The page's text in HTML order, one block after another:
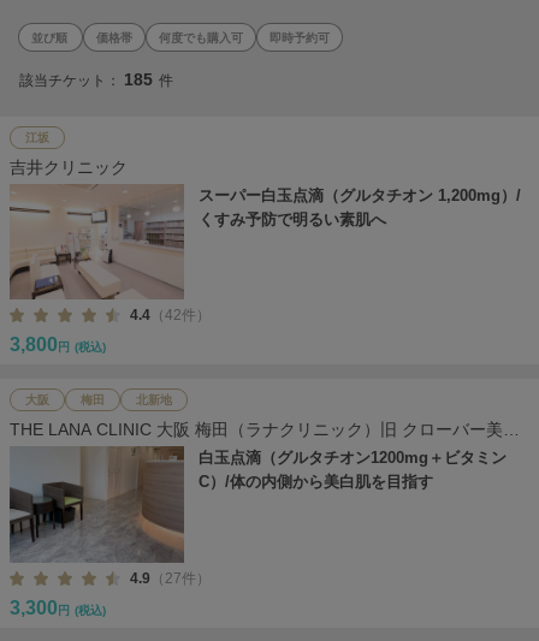
価格帯 何度でも購入可 即時予約可
該当チケット： 185 件
江坂
吉井クリニック
スーパー白玉点滴（グルタチオン 1,200mg）/
くすみ予防で明るい素肌へ
4.4 （42件）
3,800 円 (税込)
大阪 梅田 北新地
THE LANA CLINIC 大阪 梅田（ラナクリニック）旧 クローバー美容
クリニック
白玉点滴（グルタチオン1200mg＋ビタミン
C）/体の内側から美白肌を目指す
4.9 （27件）
3,300 円 (税込)